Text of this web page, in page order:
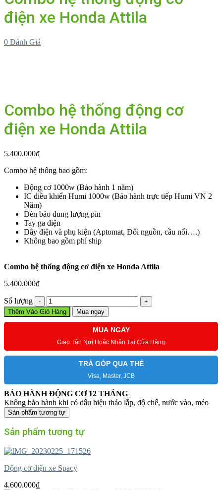
điện xe Honda Attila
0 Đánh Giá
Combo hệ thống động cơ
điện xe Honda Attila
5.400.000₫
Combo hệ thống bao gồm:
Động cơ 1000w (Bảo hành 1 năm)
IC điều khiển Humi 1000w (Bảo hành trực tiếp Humi VN 2
Năm)
Đèn báo dung lượng pin
Tay ga điện
Dây điện và phụ kiện (Aptomat, Đổi nguồn, cầu nối….)
Không bao gồm phí ship
Combo hệ thống động cơ điện xe Honda Attila
5.400.000₫
Số lượng
Combo
hệ
thống
điện
xe
lượng
Thêm Vào Giỏ Hàng Mua ngay
MUA NGAY
Giao Tận Nơi Hoặc Nhận Tại Cửa Hàng
TRẢ GÓP QUA THẺ
Visa, Master, JCB
BẢO HÀNH ĐỘNG CƠ 12 THÁNG
Không bảo hành khi có dấu hiệu tháo lắp, độ chế, nước vào, méo
Sản phẩm tương tự
Sản phẩm tương tự
Động cơ điện xe Spacy
4.600.000₫